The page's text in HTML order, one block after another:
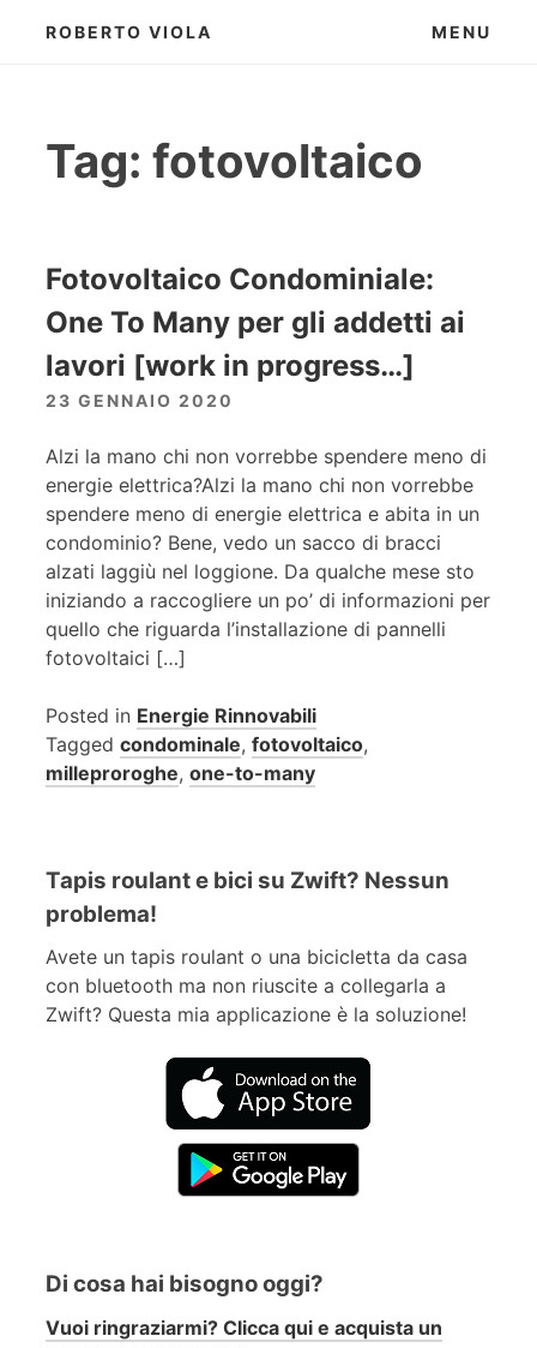
ROBERTO VIOLA MENU
Tag: fotovoltaico
Fotovoltaico Condominiale:
One To Many per gli addetti ai
lavori [work in progress…]
23 GENNAIO 2020
Alzi la mano chi non vorrebbe spendere meno di
energie elettrica?Alzi la mano chi non vorrebbe
spendere meno di energie elettrica e abita in un
condominio? Bene, vedo un sacco di bracci
alzati laggiù nel loggione. Da qualche mese sto
iniziando a raccogliere un po’ di informazioni per
quello che riguarda l’installazione di pannelli
fotovoltaici […]
Posted in Energie Rinnovabili
Tagged condominale, fotovoltaico,
milleproroghe, one-to-many
Tapis roulant e bici su Zwift? Nessun
problema!
Avete un tapis roulant o una bicicletta da casa
con bluetooth ma non riuscite a collegarla a
Zwift? Questa mia applicazione è la soluzione!
Di cosa hai bisogno oggi?
Vuoi ringraziarmi? Clicca qui e acquista un